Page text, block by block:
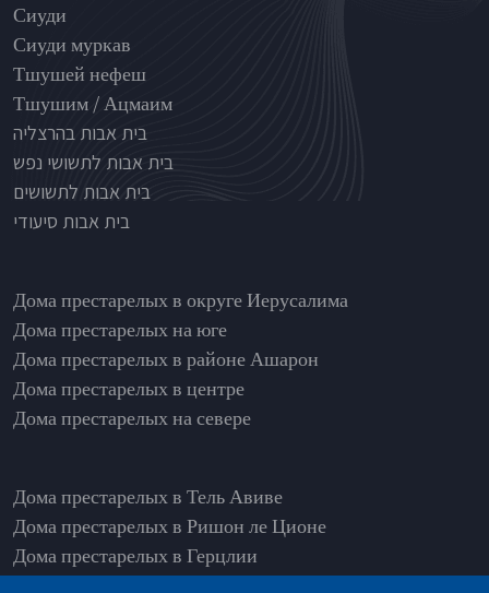
Сиуди
Сиуди муркав
Тшушей нефеш
Тшушим / Ацмаим
בית אבות בהרצליה
בית אבות לתשושי נפש
בית אבות לתשושים
בית אבות סיעודי
בתי אבות לפי אזורים
Дома престарелых в округе Иерусалима
Дома престарелых на юге
Дома престарелых в районе Ашарон
Дома престарелых в центре
Дома престарелых на севере
Дома престарелых в Тель Авиве
Дома престарелых в Ришон ле Ционе
Дома престарелых в Герцлии